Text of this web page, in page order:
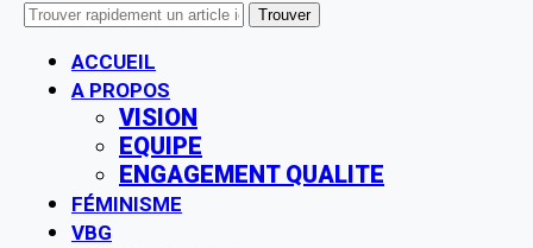
ACCUEIL
A PROPOS
VISION
EQUIPE
ENGAGEMENT QUALITE
FÉMINISME
VBG